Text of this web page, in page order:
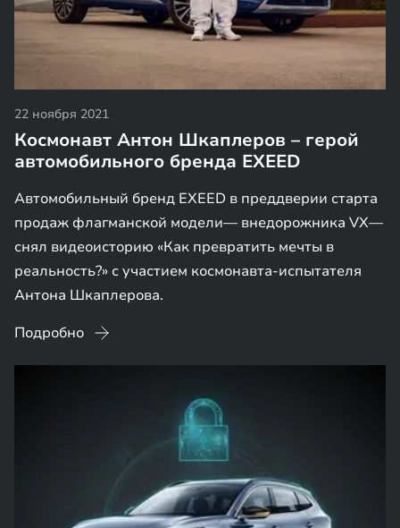
22 ноября 2021
Космонавт Антон Шкаплеров – герой
автомобильного бренда EXEED
Автомобильный бренд EXEED в преддверии старта
продаж флагманской модели— внедорожника VX—
снял видеоисторию «Как превратить мечты в
реальность?» с участием космонавта-испытателя
Антона Шкаплерова.
Подробно